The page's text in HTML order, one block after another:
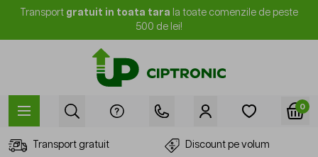
Mergi la Conținut
Transport gratuit in toata tara la toate comenzile de peste
500 de lei!
0
Transport gratuit
Discount pe volum